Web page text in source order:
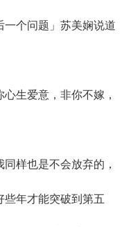
个问题」苏美娴说道
爱意，非你不嫁，
样也是不会放弃的，
些年才能突破到第五